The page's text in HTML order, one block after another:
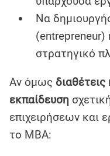
Να
(entrepreneur)
στρατηγικό
Αν όμως
εκπαίδευση
επιχειρήσεων και
το MBA: